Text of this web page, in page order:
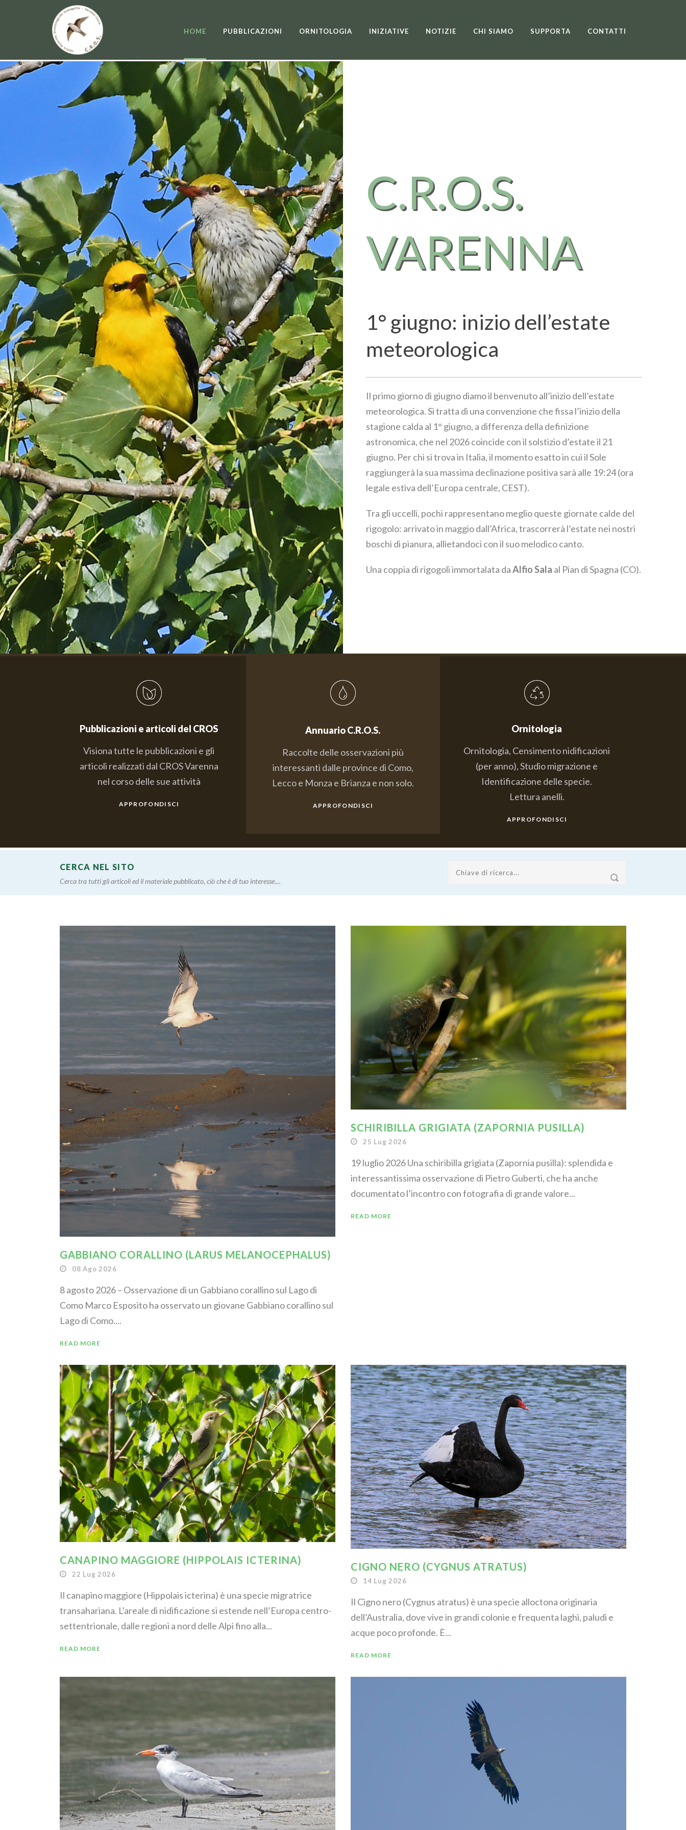
HOME PUBBLICAZIONI ORNITOLOGIA INIZIATIVE NOTIZIE CHI SIAMO SUPPORTA CONTATTI
C.R.O.S.
VARENNA
1° giugno: inizio dell’estate
meteorologica
Il primo giorno di giugno diamo il benvenuto all’inizio dell’estate
meteorologica. Si tratta di una convenzione che fissa l’inizio della
stagione calda al 1° giugno, a differenza della definizione
astronomica, che nel 2026 coincide con il solstizio d’estate il 21
giugno. Per chi si trova in Italia, il momento esatto in cui il Sole
raggiungerà la sua massima declinazione positiva sarà alle 19:24 (ora
legale estiva dell’Europa centrale, CEST).
Tra gli uccelli, pochi rappresentano meglio queste giornate calde del
rigogolo: arrivato in maggio dall’Africa, trascorrerà l’estate nei nostri
boschi di pianura, allietandoci con il suo melodico canto.
Una coppia di rigogoli immortalata daAlfio Sala al Pian di Spagna (CO).
Pubblicazioni e articoli del CROS
Visiona tutte le pubblicazioni e gli
articoli realizzati dal CROS Varenna
nel corso delle sue attività
APPROFONDISCI
Annuario C.R.O.S.
Raccolte delle osservazioni più
interessanti dalle province di Como,
Lecco e Monza e Brianza e non solo.
APPROFONDISCI
Ornitologia
Ornitologia, Censimento nidificazioni
(per anno), Studio migrazione e
Identificazione delle specie.
Lettura anelli.
APPROFONDISCI
CERCA NEL SITO
Cerca tra tutti gli articoli ed il materiale pubblicato, ciò che è di tuo interesse....
GABBIANO CORALLINO (LARUS MELANOCEPHALUS)
08 Ago 2026
8 agosto 2026 – Osservazione di un Gabbiano corallino sul Lago di
Como Marco Esposito ha osservato un giovane Gabbiano corallino sul
Lago di Como....
READ MORE
SCHIRIBILLA GRIGIATA (ZAPORNIA PUSILLA)
25 Lug 2026
19 luglio 2026 Una schiribilla grigiata (Zapornia pusilla): splendida e
interessantissima osservazione di Pietro Guberti, che ha anche
documentato l’incontro con fotografia di grande valore...
READ MORE
CANAPINO MAGGIORE (HIPPOLAIS ICTERINA)
22 Lug 2026
Il canapino maggiore (Hippolais icterina) è una specie migratrice
transahariana. L’areale di nidificazione si estende nell’Europa centro-
settentrionale, dalle regioni a nord delle Alpi fino alla...
READ MORE
CIGNO NERO (CYGNUS ATRATUS)
14 Lug 2026
Il Cigno nero (Cygnus atratus) è una specie alloctona originaria
dell’Australia, dove vive in grandi colonie e frequenta laghi, paludi e
acque poco profonde. È...
READ MORE